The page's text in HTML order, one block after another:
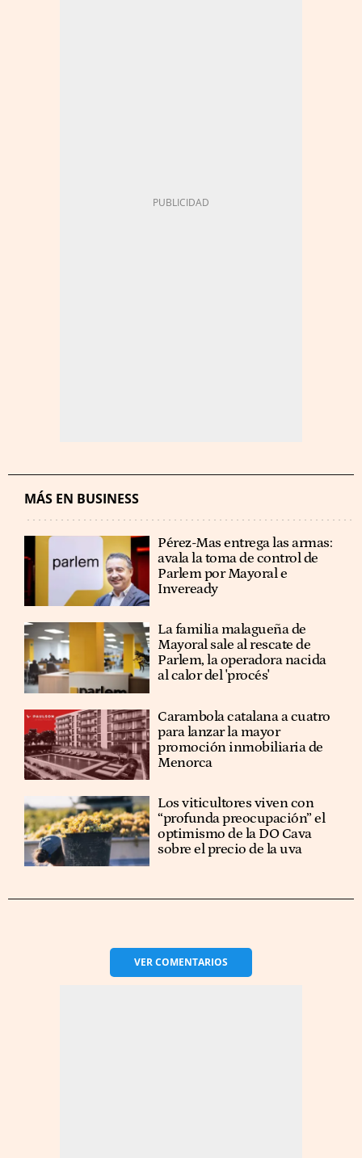
MÁS EN BUSINESS
Pérez-Mas entrega las armas:
avala la toma de control de
Parlem por Mayoral e
Inveready
La familia malagueña de
Mayoral sale al rescate de
Parlem, la operadora nacida
al calor del 'procés'
Carambola catalana a cuatro
para lanzar la mayor
promoción inmobiliaria de
Menorca
Los viticultores viven con
“profunda preocupación” el
optimismo de la DO Cava
sobre el precio de la uva
VERCOMENTARIOS